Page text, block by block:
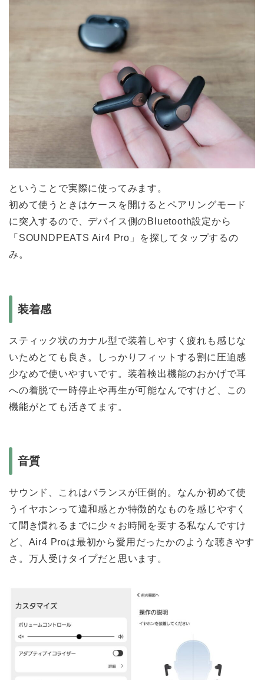
ということで実際に使ってみます。
初めて使うときはケースを開けるとペアリングモード
に突入するので、デバイス側のBluetooth設定から
「SOUNDPEATS Air4 Pro」を探してタップするの
み。
装着感
スティック状のカナル型で装着しやすく疲れも感じな
いためとても良き。しっかりフィットする割に圧迫感
少なめで使いやすいです。装着検出機能のおかげで耳
への着脱で一時停止や再生が可能なんですけど、この
機能がとても活きてます。
音質
サウンド、これはバランスが圧倒的。なんか初めて使
うイヤホンって違和感とか特徴的なものを感じやすく
て聞き慣れるまでに少々お時間を要する私なんですけ
ど、Air4 Proは最初から愛用だったかのような聴きやす
さ。万人受けタイプだと思います。